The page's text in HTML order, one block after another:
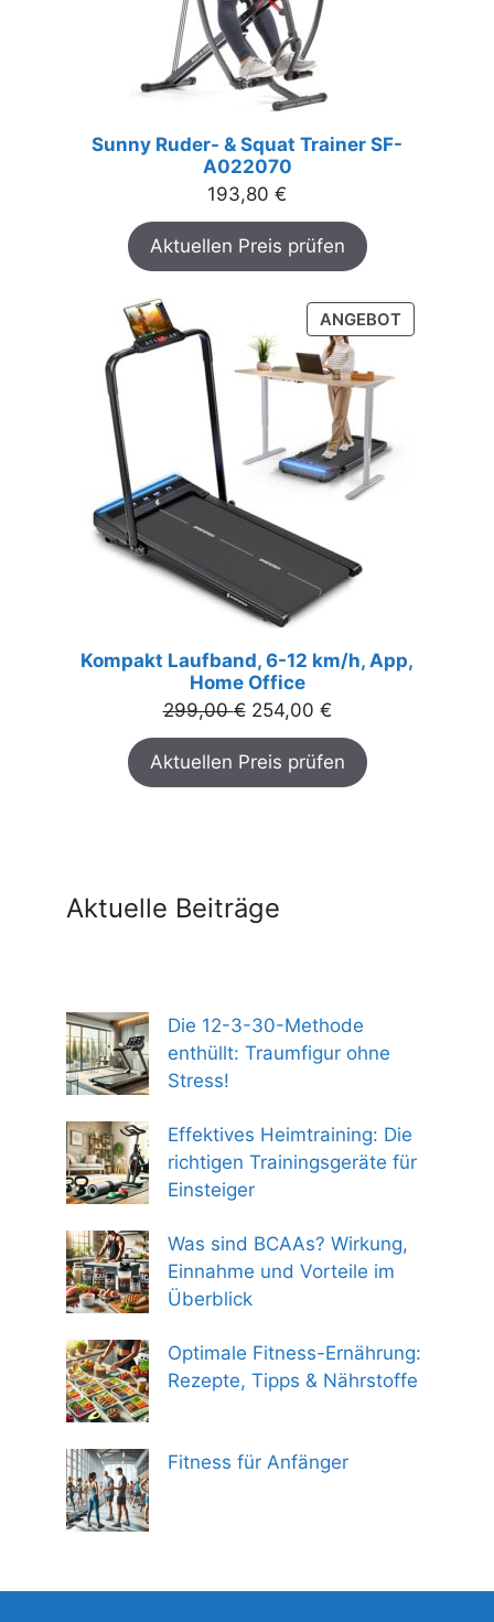
Sunny Ruder- & Squat Trainer SF-
A022070
193,80 €
Aktuellen Preis prüfen
ANGEBOTPRODUKT
IM
Kompakt Laufband, 6-12 km/h, App,
Home Office
299,00€ Ursprünglicher
Preis
war:
299,00 €
254,00 €Aktueller
Preis
ist:
254,00 €.
Aktuellen Preis prüfen
Aktuelle Beiträge
Die 12-3-30-Methode
enthüllt: Traumfigur ohne
Stress!
Effektives Heimtraining: Die
richtigen Trainingsgeräte für
Einsteiger
Was sind BCAAs? Wirkung,
Einnahme und Vorteile im
Überblick
Optimale Fitness-Ernährung:
Rezepte, Tipps & Nährstoffe
Fitness für Anfänger